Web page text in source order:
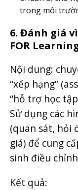
trong môi
6. Đánh giá
FOR
Nội dung:
“xếp hạng”
“hỗ trợ học
Sử dụng các
(quan sát, hỏi
giá) để cung
sinh điều
Kết quả: